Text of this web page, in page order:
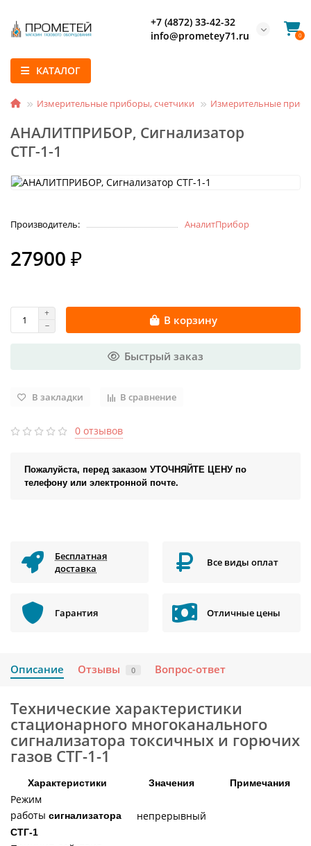
+7 (4872) 33-42-32
info@prometey71.ru
0
КАТАЛОГ
Измерительные приборы, счетчики Измерительные
АНАЛИТПРИБОР, Сигнализатор
СТГ-1-1
Производитель: АналитПрибор
27900 ₽
В корзину
Быстрый заказ
В закладки В сравнение
0 отзывов
Пожалуйста, перед заказом УТОЧНЯЙТЕ ЦЕНУ по
телефону или электронной почте.
Бесплатная
доставка
Все виды оплат
Гарантия Отличные цены
Описание Отзывы 0 Вопрос-ответ
Технические характеристики
стационарного многоканального
сигнализатора токсичных и горючих
газов СТГ-1-1
Характеристики Значения Примечания
Режим
работы сигнализатора
СТГ-1
непрерывный